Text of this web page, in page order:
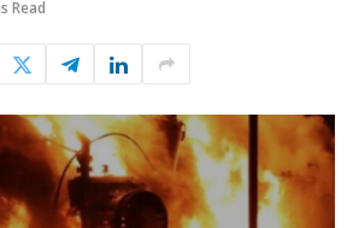
Read